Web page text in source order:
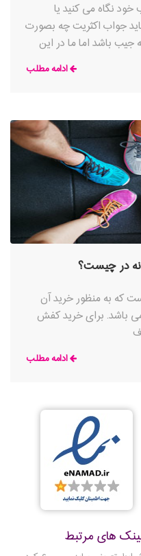
نگاه می کنید یا
جواب اکثریت چه بصورت
باشد اما ما در این
با پاسخ به این سوال
ادامه مطلب
در چیست؟
که به منظور خرید آن
باشد. برای خرید کفش
ادامه مطلب
های مرتبط